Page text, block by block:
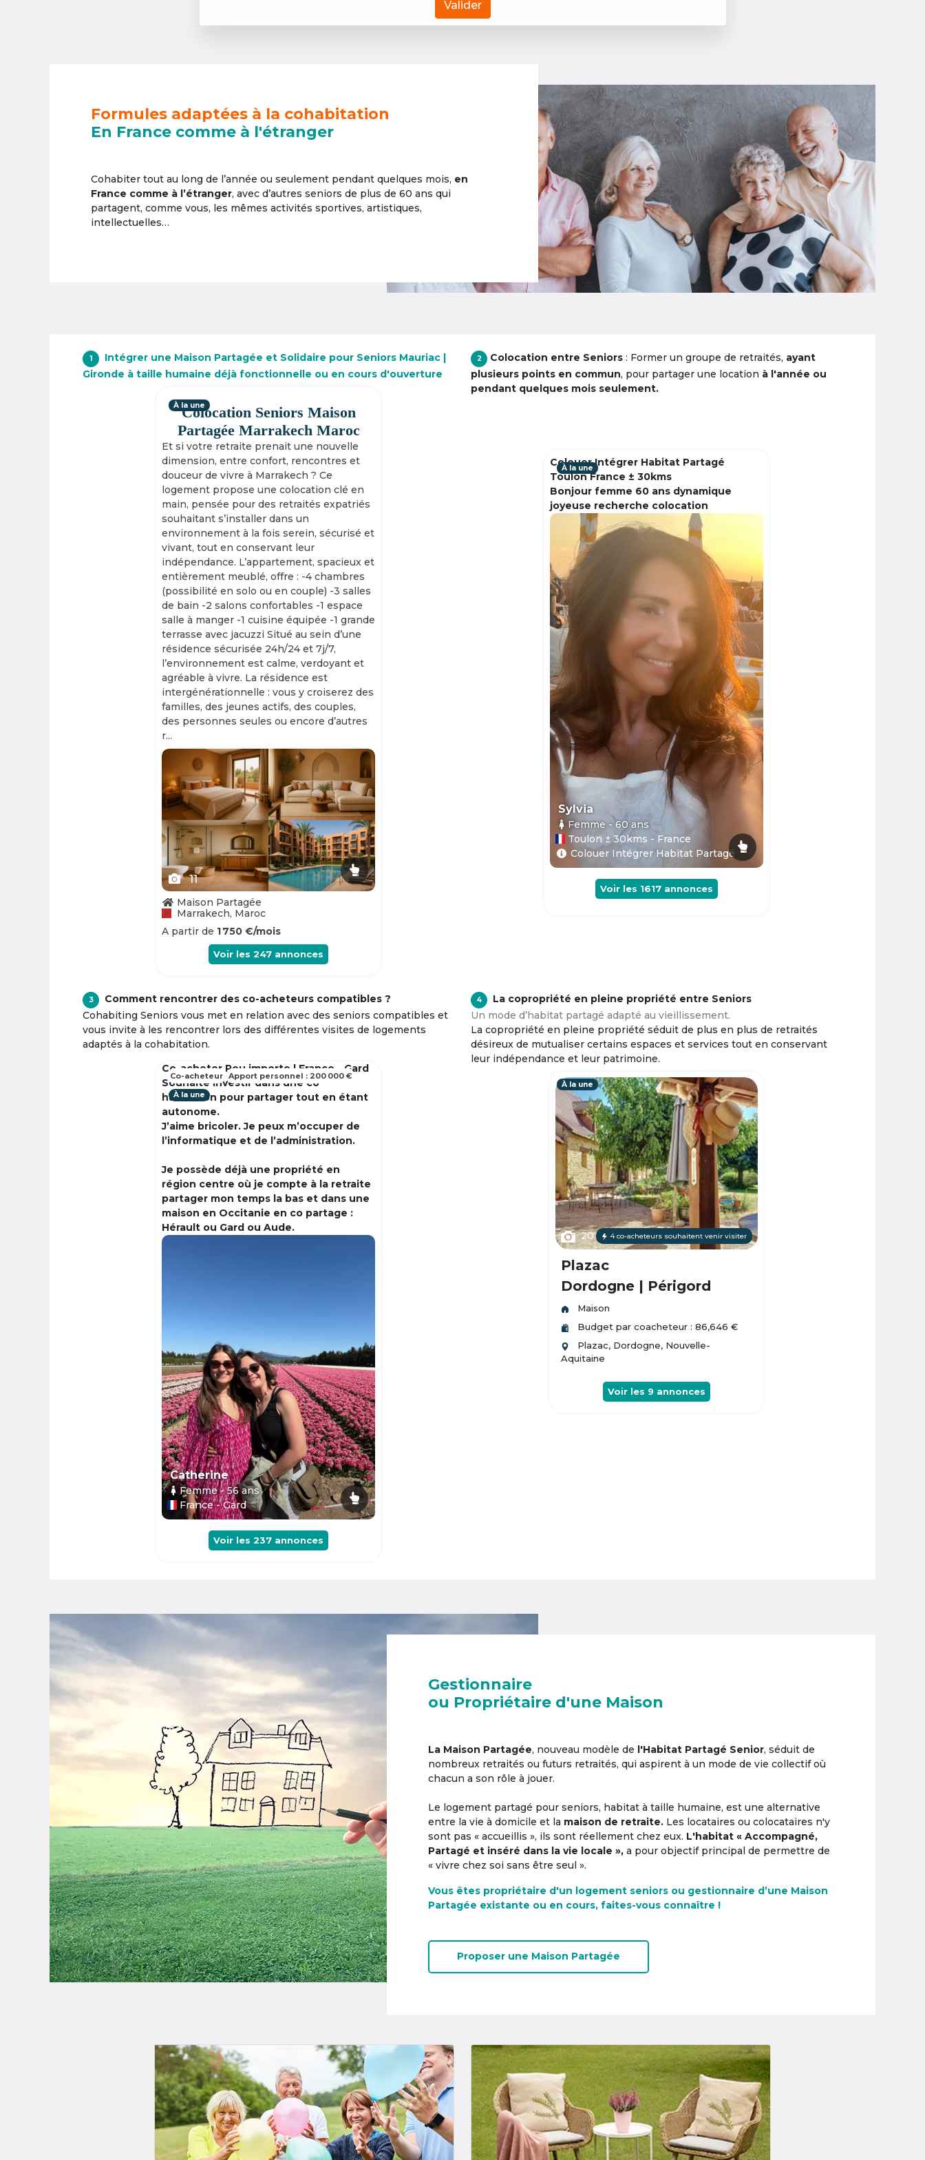
Valider
Formules adaptées à la cohabitation
En France comme à l'étranger
Cohabiter tout au long de l’année ou seulement pendant quelques mois, en
France comme à l’étranger, avec d’autres seniors de plus de 60 ans qui
partagent, comme vous, les mêmes activités sportives, artistiques,
intellectuelles…
1
Intégrer une Maison Partagée et Solidaire pour Seniors Mauriac |
Gironde à taille humaine déjà fonctionnelle ou en cours d'ouverture
Colocation Seniors Maison
Partagée Marrakech Maroc
Et si votre retraite prenait une nouvelle
dimension, entre confort, rencontres et
douceur de vivre à Marrakech ? Ce
logement propose une colocation clé en
main, pensée pour des retraités expatriés
souhaitant s’installer dans un
environnement à la fois serein, sécurisé et
vivant, tout en conservant leur
indépendance. L’appartement, spacieux et
entièrement meublé, offre : -4 chambres
(possibilité en solo ou en couple) -3 salles
de bain -2 salons confortables -1 espace
salle à manger -1 cuisine équipée -1 grande
terrasse avec jacuzzi Situé au sein d’une
résidence sécurisée 24h/24 et 7j/7,
l’environnement est calme, verdoyant et
agréable à vivre. La résidence est
intergénérationnelle : vous y croiserez des
familles, des jeunes actifs, des couples,
des personnes seules ou encore d’autres
r...
À la une
Slide 1 of 11
11
Maison Partagée
Marrakech, Maroc
A partir de 1 750 €/mois
Voir les 247 annonces
2 Colocation entre Seniors : Former un groupe de retraités, ayant
plusieurs points en commun, pour partager une location à l'année ou
pendant quelques mois seulement.
Colouer Intégrer Habitat Partagé
Toulon France ± 30kms
Bonjour femme 60 ans dynamique
joyeuse recherche colocation
À la une
Sylvia
Femme - 60ans
Toulon ± 30kms - France
Colouer Intégrer Habitat Partagé
Voir les 1617 annonces
3
Comment rencontrer des co-acheteurs compatibles ?
Cohabiting Seniors vous met en relation avec des seniors compatibles et
vous invite à les rencontrer lors des différentes visites de logements
adaptés à la cohabitation.
Co-acheter Peu importe | France - Gard
Souhaite investir dans une co
habitation pour partager tout en étant
autonome.
J’aime bricoler. Je peux m’occuper de
l’informatique et de l’administration.
Je possède déjà une propriété en
région centre où je compte à la retraite
partager mon temps la bas et dans une
maison en Occitanie en co partage :
Hérault ou Gard ou Aude.
À la une
Catherine
Femme- 56ans
France - Gard
Co-acheteur Apport personnel : 200 000 €
Voir les 237 annonces
4
La copropriété en pleine propriété entre Seniors
Un mode d’habitat partagé adapté au vieillissement.
La copropriété en pleine propriété séduit de plus en plus de retraités
désireux de mutualiser certains espaces et services tout en conservant
leur indépendance et leur patrimoine.
À la une
20 4 co-acheteurs souhaitent venir visiter
Plazac
Dordogne | Périgord
Maison
Budget par coacheteur : 86,646 €
Plazac, Dordogne, Nouvelle-
Aquitaine
Voir les 9 annonces
Gestionnaire
ou Propriétaire d'une Maison
La Maison Partagée, nouveau modèle de l'Habitat Partagé Senior, séduit de
nombreux retraités ou futurs retraités, qui aspirent à un mode de vie collectif où
chacun a son rôle à jouer.
Le logement partagé pour seniors, habitat à taille humaine, est une alternative
entre la vie à domicile et la maison de retraite. Les locataires ou colocataires n'y
sont pas « accueillis », ils sont réellement chez eux. L'habitat « Accompagné,
Partagé et inséré dans la vie locale », a pour objectif principal de permettre de
« vivre chez soi sans être seul ».
Vous êtes propriétaire d'un logement seniors ou gestionnaire d’une Maison
Partagée existante ou en cours, faites-vous connaître !
Proposer une Maison Partagée